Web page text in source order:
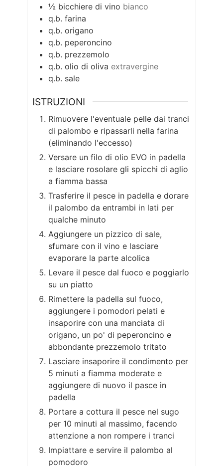
½ bicchiere di vino bianco
q.b. farina
q.b. origano
q.b. peperoncino
q.b. prezzemolo
q.b. olio di oliva extravergine
q.b. sale
ISTRUZIONI
Rimuovere l'eventuale pelle dai tranci
di palombo e ripassarli nella farina
(eliminando l'eccesso)
Versare un filo di olio EVO in padella
e lasciare rosolare gli spicchi di aglio
a fiamma bassa
Trasferire il pesce in padella e dorare
il palombo da entrambi in lati per
qualche minuto
Aggiungere un pizzico di sale,
sfumare con il vino e lasciare
evaporare la parte alcolica
Levare il pesce dal fuoco e poggiarlo
su un piatto
Rimettere la padella sul fuoco,
aggiungere i pomodori pelati e
insaporire con una manciata di
origano, un po' di peperoncino e
abbondante prezzemolo tritato
Lasciare insaporire il condimento per
5 minuti a fiamma moderate e
aggiungere di nuovo il pasce in
padella
Portare a cottura il pesce nel sugo
per 10 minuti al massimo, facendo
attenzione a non rompere i tranci
Impiattare e servire il palombo al
pomodoro